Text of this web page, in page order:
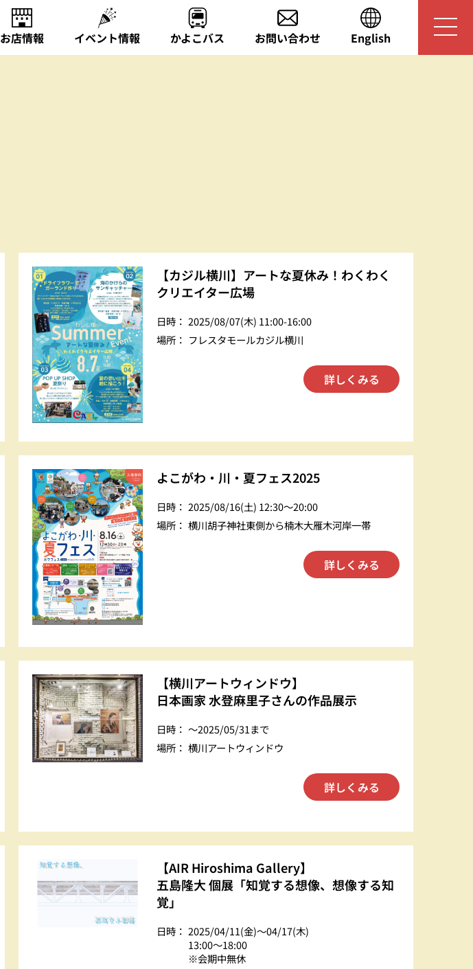
お店情報 イベント情報 かよこバス お問い合わせ English
横川シネマ
横川まちの芸術祭-よこげい-
NPO法人広島横川SCC
横川創荘
English
【カジル横川】アートな夏休み！わくわく
クリエイター広場
日時： 2025/08/07(木) 11:00-16:00
場所： フレスタモールカジル横川
詳しくみる
よこがわ・川・夏フェス2025
日時： 2025/08/16(土) 12:30〜20:00
場所： 横川胡子神社東側から楠木大雁木河岸一帯
詳しくみる
【横川アートウィンドウ】
日本画家 水登麻里子さんの作品展示
日時： 〜2025/05/31まで
場所： 横川アートウィンドウ
詳しくみる
【AIR Hiroshima Gallery】
五島隆大 個展「知覚する想像、想像する知
覚」
日時： 2025/04/11(金)〜04/17(木)
13:00〜18:00
※会期中無休